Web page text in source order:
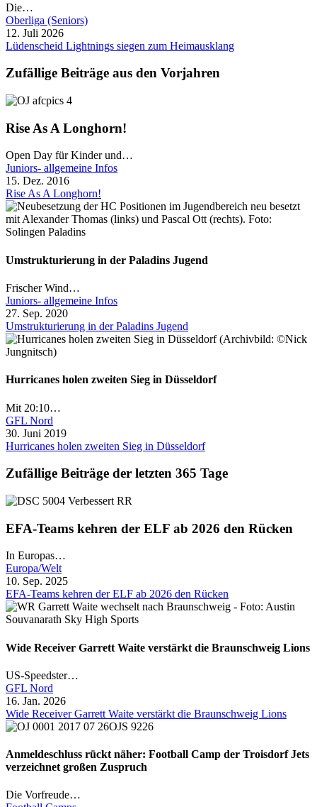
Die…
Oberliga (Seniors)
12. Juli 2026
Lüdenscheid Lightnings siegen zum Heimausklang
Zufällige Beiträge aus den Vorjahren
Rise As A Longhorn!
Open Day für Kinder und…
Juniors- allgemeine Infos
15. Dez. 2016
Rise As A Longhorn!
Umstrukturierung in der Paladins Jugend
Frischer Wind…
Juniors- allgemeine Infos
27. Sep. 2020
Umstrukturierung in der Paladins Jugend
Hurricanes holen zweiten Sieg in Düsseldorf
Mit 20:10…
GFL Nord
30. Juni 2019
Hurricanes holen zweiten Sieg in Düsseldorf
Zufällige Beiträge der letzten 365 Tage
EFA-Teams kehren der ELF ab 2026 den Rücken
In Europas…
Europa/Welt
10. Sep. 2025
EFA-Teams kehren der ELF ab 2026 den Rücken
Wide Receiver Garrett Waite verstärkt die Braunschweig Lions
US-Speedster…
GFL Nord
16. Jan. 2026
Wide Receiver Garrett Waite verstärkt die Braunschweig Lions
Anmeldeschluss rückt näher: Football Camp der Troisdorf Jets
verzeichnet großen Zuspruch
Die Vorfreude…